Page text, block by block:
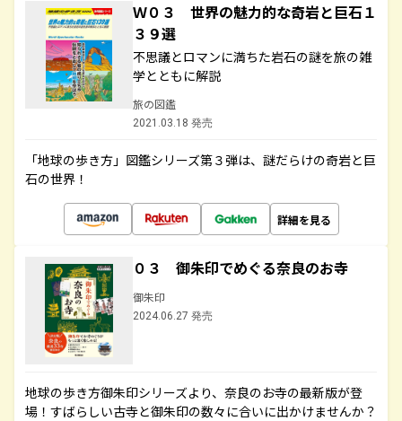
Ｗ０３ 世界の魅力的な奇岩と巨石１
３９選
不思議とロマンに満ちた岩石の謎を旅の雑
学とともに解説
旅の図鑑
2021.03.18 発売
「地球の歩き方」図鑑シリーズ第３弾は、謎だらけの奇岩と巨
石の世界！
詳細を見る
０３ 御朱印でめぐる奈良のお寺
御朱印
2024.06.27 発売
地球の歩き方御朱印シリーズより、奈良のお寺の最新版が登
場！すばらしい古寺と御朱印の数々に合いに出かけませんか？